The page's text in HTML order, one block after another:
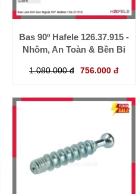
Bas 90º Hafele 126.37.915 -
Nhôm, An Toàn & Bền Bỉ
1.080.000 đ 756.000 đ